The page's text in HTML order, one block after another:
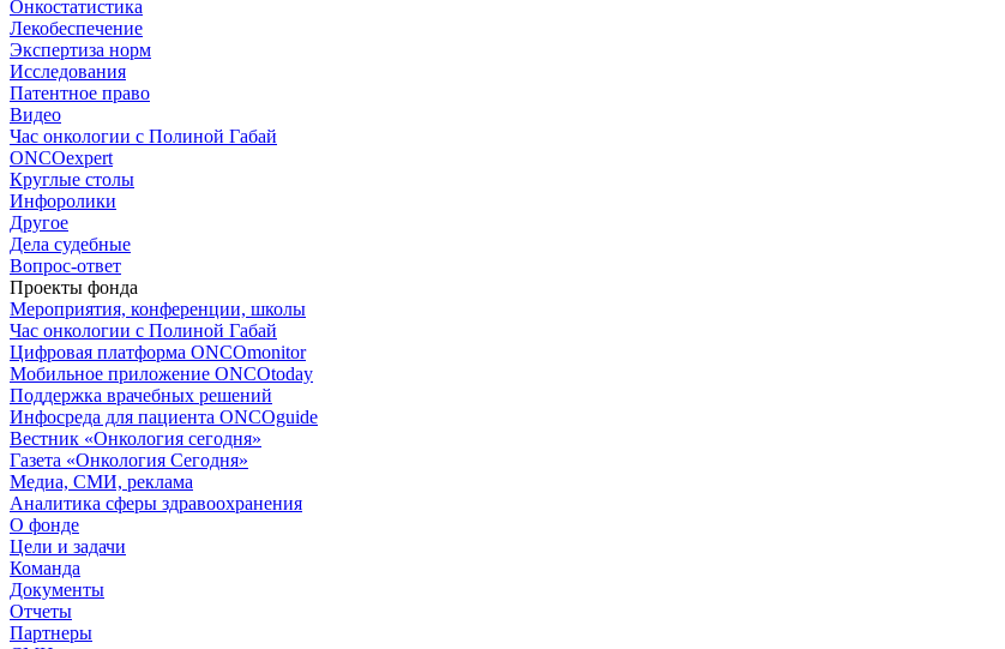
Онкостатистика
Лекобеспечение
Экспертиза норм
Исследования
Патентное право
Видео
Час онкологии с Полиной Габай
ONCOexpert
Круглые столы
Инфоролики
Другое
Дела судебные
Вопрос-ответ
Проекты фонда
Мероприятия, конференции, школы
Час онкологии с Полиной Габай
Цифровая платформа ONCOmonitor
Мобильное приложение ONCOtoday
Поддержка врачебных решений
Инфосреда для пациента ONCOguide
Вестник «Онкология сегодня»
Газета «Онкология Сегодня»
Медиа, СМИ, реклама
Аналитика сферы здравоохранения
О фонде
Цели и задачи
Команда
Документы
Отчеты
Партнеры